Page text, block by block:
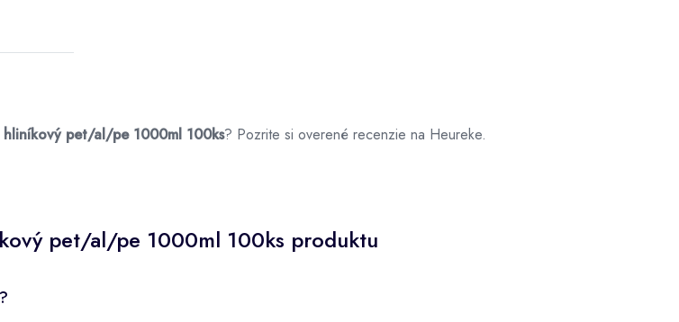
pet/al/pe 1000ml 100ks? Pozrite si overené recenzie na Heureke.
pet/al/pe 1000ml 100ks produktu